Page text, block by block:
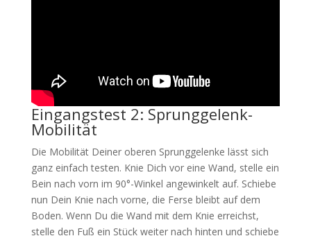
Eingangstest 2: Sprunggelenk-
Mobilität
Die Mobilität Deiner oberen Sprunggelenke lässt sich
ganz einfach testen. Knie Dich vor eine Wand, stelle ein
Bein nach vorn im 90°-Winkel angewinkelt auf. Schiebe
nun Dein Knie nach vorne, die Ferse bleibt auf dem
Boden. Wenn Du die Wand mit dem Knie erreichst,
stelle den Fuß ein Stück weiter nach hinten und schiebe